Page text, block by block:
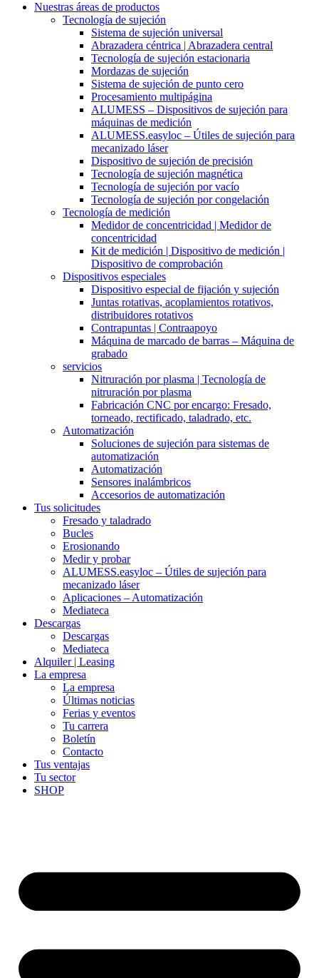
Nuestras áreas de productos
Tecnología de sujeción
Sistema de sujeción universal
Abrazadera céntrica | Abrazadera central
Tecnología de sujeción estacionaria
Mordazas de sujeción
Sistema de sujeción de punto cero
Procesamiento multipágina
ALUMESS – Dispositivos de sujeción para
máquinas de medición
ALUMESS.easyloc – Útiles de sujeción para
mecanizado láser
Dispositivo de sujeción de precisión
Tecnología de sujeción magnética
Tecnología de sujeción por vacío
Tecnología de sujeción por congelación
Tecnología de medición
Medidor de concentricidad | Medidor de
concentricidad
Kit de medición | Dispositivo de medición |
Dispositivo de comprobación
Dispositivos especiales
Dispositivo especial de fijación y sujeción
Juntas rotativas, acoplamientos rotativos,
distribuidores rotativos
Contrapuntas | Contraapoyo
Máquina de marcado de barras – Máquina de
grabado
servicios
Nitruración por plasma | Tecnología de
nitruración por plasma
Fabricación CNC por encargo: Fresado,
torneado, rectificado, taladrado, etc.
Automatización
Soluciones de sujeción para sistemas de
automatización
Automatización
Sensores inalámbricos
Accesorios de automatización
Tus solicitudes
Fresado y taladrado
Bucles
Erosionando
Medir y probar
ALUMESS.easyloc – Útiles de sujeción para
mecanizado láser
Aplicaciones – Automatización
Mediateca
Descargas
Descargas
Mediateca
Alquiler | Leasing
La empresa
La empresa
Últimas noticias
Ferias y eventos
Tu carrera
Boletín
Contacto
Tus ventajas
Tu sector
SHOP